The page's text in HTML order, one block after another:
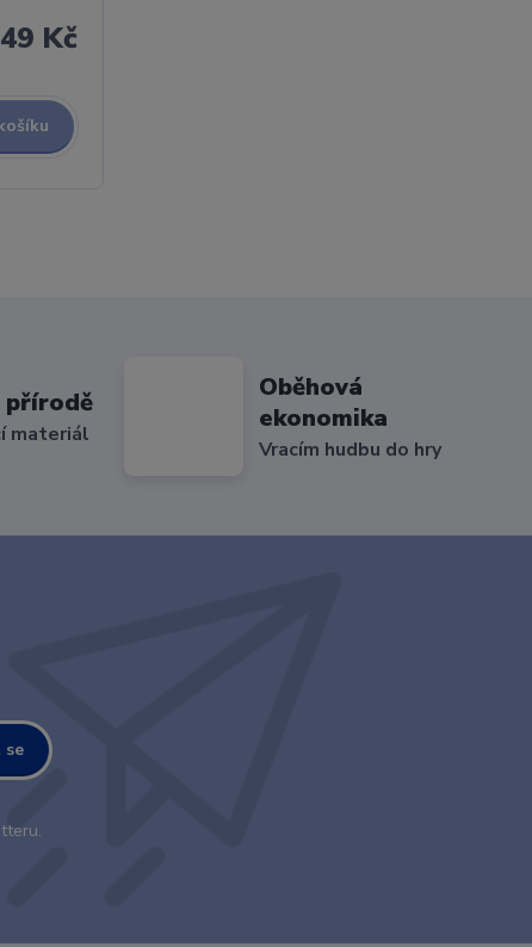
Kč
přírodě
materiál
Oběhová
ekonomika
Vracím hudbu do hry
se